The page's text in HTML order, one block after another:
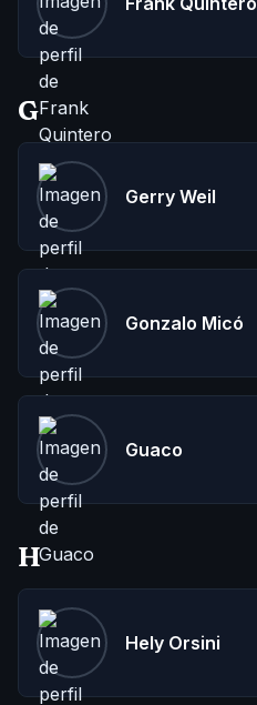
G
Gerry Weil
Gonzalo Micó
Guaco
H
Hely Orsini